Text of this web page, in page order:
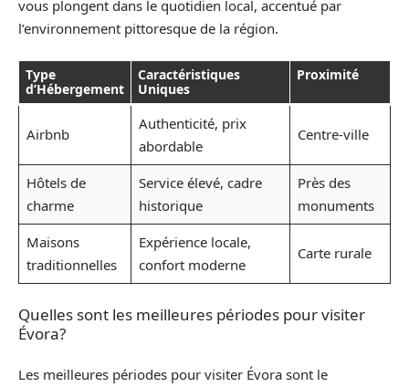
vous plongent dans le quotidien local, accentué par
l’environnement pittoresque de la région.
Type
d’Hébergement
Caractéristiques
Uniques
Proximité
Airbnb
Authenticité, prix
abordable
Centre-ville
Hôtels de
charme
Service élevé, cadre
historique
Près des
monuments
Maisons
traditionnelles
Expérience locale,
confort moderne
Carte rurale
Quelles sont les meilleures périodes pour visiter
Évora?
Les meilleures périodes pour visiter Évora sont le